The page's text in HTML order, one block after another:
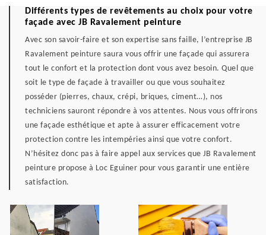
Différents types de revêtements au choix pour votre
façade avec JB Ravalement peinture
Avec son savoir-faire et son expertise sans faille, l’entreprise JB
Ravalement peinture saura vous offrir une façade qui assurera
tout le confort et la protection dont vous avez besoin. Quel que
soit le type de façade à travailler ou que vous souhaitez
posséder (pierres, chaux, crépi, briques, ciment…), nos
techniciens sauront répondre à vos attentes. Nous vous offrirons
une façade esthétique et apte à assurer efficacement votre
protection contre les intempéries ainsi que votre confort.
N’hésitez donc pas à faire appel aux services que JB Ravalement
peinture propose à Loc Eguiner pour vous garantir une entière
satisfaction.